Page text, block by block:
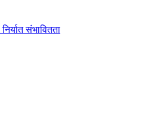
संभावितता